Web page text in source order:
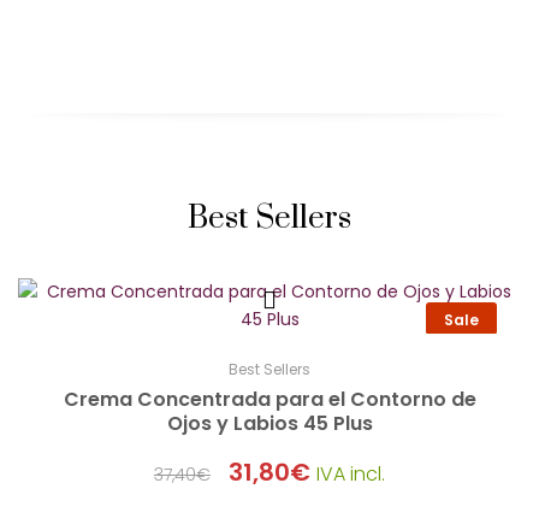
Best Sellers
Sale
Best Sellers
Crema Concentrada para el Contorno de
Ojos y Labios 45 Plus
37,40€ 31,80€ IVA incl.